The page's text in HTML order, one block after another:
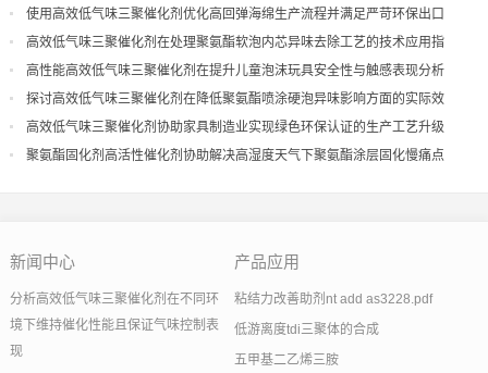
量
使用高效低气味三聚催化剂优化高回弹海绵生产流程并满足严苛环保出口
高效低气味三聚催化剂在处理聚氨酯软泡内芯异味去除工艺的技术应用指
导
高性能高效低气味三聚催化剂在提升儿童泡沫玩具安全性与触感表现分析
探讨高效低气味三聚催化剂在降低聚氨酯喷涂硬泡异味影响方面的实际效
果
高效低气味三聚催化剂协助家具制造业实现绿色环保认证的生产工艺升级
聚氨酯固化剂高活性催化剂协助解决高湿度天气下聚氨酯涂层固化慢痛点
新闻中心
分析高效低气味三聚催化剂在不同环
境下维持催化性能且保证气味控制表
现
产品应用
粘结力改善助剂nt add as3228.pdf
低游离度tdi三聚体的合成
五甲基二乙烯三胺